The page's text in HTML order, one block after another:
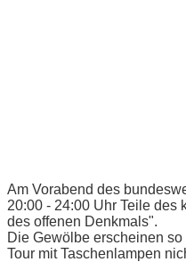
Am Vorabend des
20:00 - 24:00 Uhr Teile des
des offenen Denkmals".
Die Gewölbe erscheinen
Tour mit Taschenlampen